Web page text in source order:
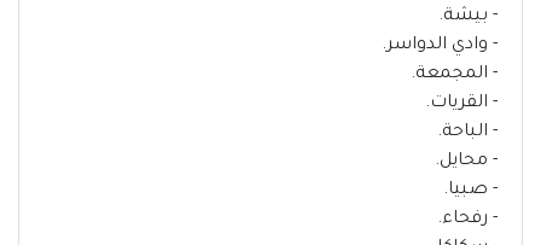
- بيشة.
- وادي الدواسر.
- المجمعة.
- القريات.
- الباحة.
- محايل.
- صبيا.
- رفحاء.